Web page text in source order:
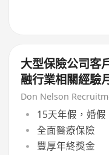
大型保險公司客
融行業相關經驗
輪班銷售)
Don Nelson
15天年假，婚
全面醫療保險
豐厚年終獎金